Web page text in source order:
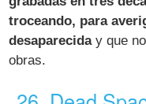
troceando, para
desapareciday que
obras.